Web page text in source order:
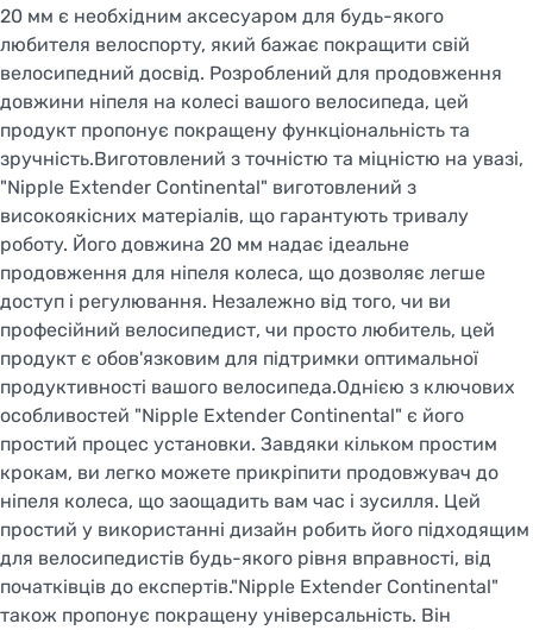
20 мм є необхідним аксесуаром для будь-якого
любителя велоспорту, який бажає покращити свій
велосипедний досвід. Розроблений для продовження
довжини ніпеля на колесі вашого велосипеда, цей
продукт пропонує покращену функціональність та
зручність.Виготовлений з точністю та міцністю на увазі,
"Nipple Extender Continental" виготовлений з
високоякісних матеріалів, що гарантують тривалу
роботу. Його довжина 20 мм надає ідеальне
продовження для ніпеля колеса, що дозволяє легше
доступ і регулювання. Незалежно від того, чи ви
професійний велосипедист, чи просто любитель, цей
продукт є обов'язковим для підтримки оптимальної
продуктивності вашого велосипеда.Однією з ключових
особливостей "Nipple Extender Continental" є його
простий процес установки. Завдяки кільком простим
крокам, ви легко можете прикріпити продовжувач до
ніпеля колеса, що заощадить вам час і зусилля. Цей
простий у використанні дизайн робить його підходящим
для велосипедистів будь-якого рівня вправності, від
початківців до експертів."Nipple Extender Continental"
також пропонує покращену універсальність. Він